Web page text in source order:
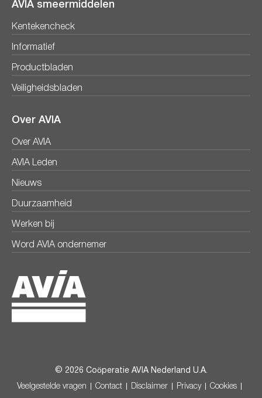
AVIA smeermiddelen
Kentekencheck
Informatief
Productbladen
Veiligheidsbladen
Over AVIA
Over AVIA
AVIA Leden
Nieuws
Duurzaamheid
Werken bij
Word AVIA ondernemer
© 2026 Coöperatie AVIA Nederland U.A.
Veelgestelde vragen Contact Disclaimer Privacy Cookies